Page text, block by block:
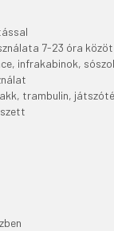
7-23 óra
infrakabinok,
trambulin,